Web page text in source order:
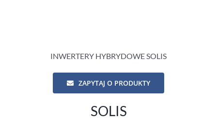
INWERTERY HYBRYDOWE SOLIS
ZAPYTAJ O PRODUKTY
SOLIS